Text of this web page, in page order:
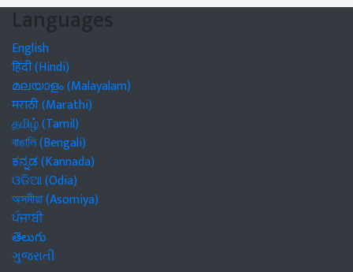
Languages
English
हिंदी (Hindi)
മലയാളം (Malayalam)
मराठी (Marathi)
தமிழ் (Tamil)
বাঙালি (Bengali)
ಕನ್ನಡ (Kannada)
ଓଡିଆ (Odia)
অসমীয়া (Asomiya)
ਪੰਜਾਬੀ
తెలుగు
ગુજરાતી